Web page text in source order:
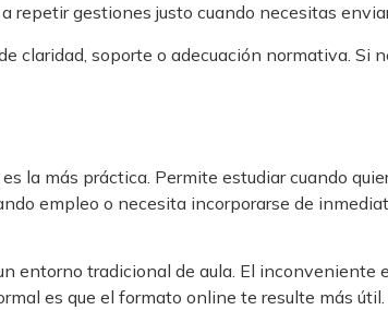
repetir gestiones justo cuando necesitas
claridad, soporte o adecuación normativa. Si
la más práctica. Permite estudiar cuando
empleo o necesita incorporarse de
entorno tradicional de aula. El inconveniente
es que el formato online te resulte más útil.